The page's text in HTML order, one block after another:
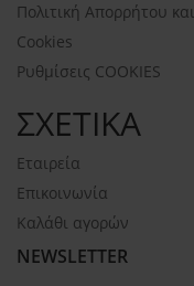
Πολιτική Απορρήτου
Cookies
Ρυθμίσεις COOKIES
ΣΧΕΤΙΚΑ
Εταιρεία
Επικοινωνία
Καλάθι αγορών
NEWSLETTER